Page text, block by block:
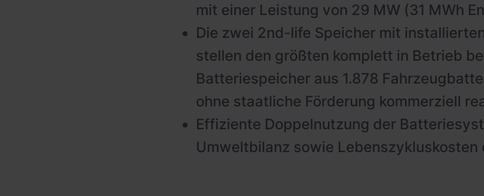
mit einer Leistung von 29 MW (31 MWh
Die zwei 2nd-life Speicher mit
stellen den größten komplett in Betrieb
Batteriespeicher aus 1.878
ohne staatliche Förderung kommerziell
Effiziente Doppelnutzung der
Umweltbilanz sowie